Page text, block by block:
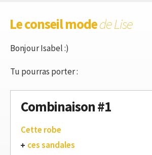
Le conseil modede Lise
Bonjour Isabel :)
Tu pourras porter :
Combinaison #1
Cette robe
ces sandales